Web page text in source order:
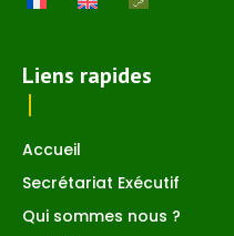
Liens rapides
Accueil
Secrétariat Exécutif
Qui sommes nous ?